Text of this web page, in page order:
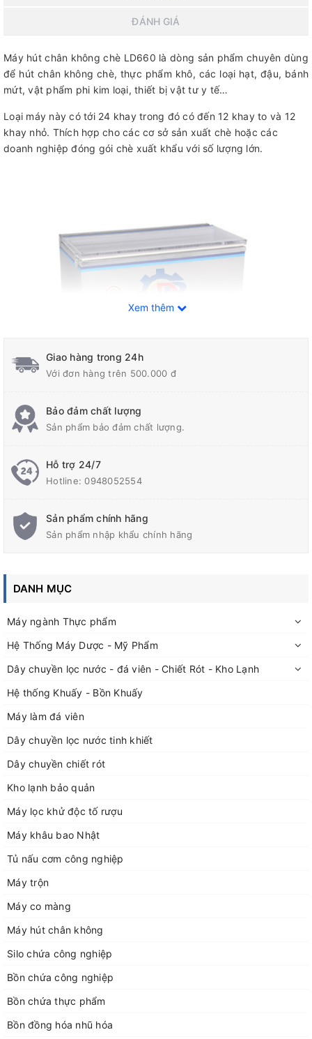
ĐÁNH GIÁ
Máy hút chân không chè LD660 là dòng sản phẩm chuyên dùng
để hút chân không chè, thực phẩm khô, các loại hạt, đậu, bánh
mứt, vật phẩm phi kim loại, thiết bị vật tư y tế…
Loại máy này có tới 24 khay trong đó có đến 12 khay to và 12
khay nhỏ. Thích hợp cho các cơ sở sản xuất chè hoặc các
doanh nghiệp đóng gói chè xuất khẩu với số lượng lớn.
Tính năng của máy hút chân không chè LD-660:
lượng hút tối đa là 5 kg.
Máy có chức năng hàn miệng túi kết hợp với hút chân không
đối với tất cả các loại túi bạc, túi chè, túi hút chân không.
nghiệp LD660
Xem thêm
Giao hàng trong 24h
Với đơn hàng trên 500.000 đ
Bảo đảm chất lượng
Sản phẩm bảo đảm chất lượng.
Hỗ trợ 24/7
Hotline:0948052554
Sản phẩm chính hãng
Sản phẩm nhập khẩu chính hãng
DANH MỤC
Máy ngành Thực phẩm
Hệ Thống Máy Dược - Mỹ Phẩm
Dây chuyền lọc nước - đá viên - Chiết Rót - Kho Lạnh
Hệ thống Khuấy - Bồn Khuấy
Máy làm đá viên
Dây chuyền lọc nước tinh khiết
Dây chuyền chiết rót
Kho lạnh bảo quản
Máy lọc khử độc tố rượu
Máy khâu bao Nhật
Tủ nấu cơm công nghiệp
Máy trộn
Máy co màng
Máy hút chân không
Silo chứa công nghiệp
Bồn chứa công nghiệp
Bồn chứa thực phẩm
Bồn đồng hóa nhũ hóa